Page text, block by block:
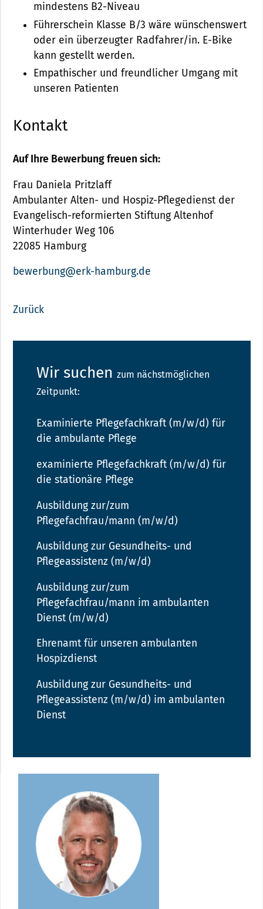
mindestens B2-Niveau
Führerschein Klasse B/3 wäre wünschenswert
oder ein überzeugter Radfahrer/in. E-Bike
kann gestellt werden.
Empathischer und freundlicher Umgang mit
unseren Patienten
Kontakt
Auf Ihre Bewerbung freuen sich:
Frau Daniela Pritzlaff
Ambulanter Alten- und Hospiz-Pflegedienst der
Evangelisch-reformierten Stiftung Altenhof
Winterhuder Weg 106
22085 Hamburg
bewerbung@erk-hamburg.de
Zurück
Wir suchen zum nächstmöglichen
Zeitpunkt:
Examinierte Pflegefachkraft (m/w/d) für
die ambulante Pflege
examinierte Pflegefachkraft (m/w/d) für
die stationäre Pflege
Ausbildung zur/zum
Pflegefachfrau/mann (m/w/d)
Ausbildung zur Gesundheits- und
Pflegeassistenz (m/w/d)
Ausbildung zur/zum
Pflegefachfrau/mann im ambulanten
Dienst (m/w/d)
Ehrenamt für unseren ambulanten
Hospizdienst
Ausbildung zur Gesundheits- und
Pflegeassistenz (m/w/d) im ambulanten
Dienst